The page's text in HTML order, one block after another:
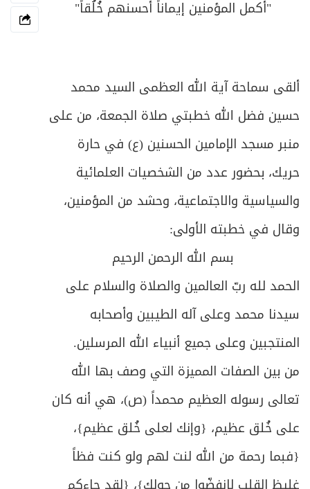
"أكمل المؤمنين إيماناً أحسنهم خُلُقاً"
ألقى سماحة آية الله العظمى السيد محمد
حسين فضل الله خطبتي صلاة الجمعة، من على
منبر مسجد الإمامين الحسنين (ع) في حارة
حريك، بحضور عدد من الشخصيات العلمائية
والسياسية والاجتماعية، وحشد من المؤمنين،
وقال في خطبته الأولى:
بسم الله الرحمن الرحيم
الحمد لله ربّ العالمين والصلاة والسلام على
سيدنا محمد وعلى آله الطيبين وأصحابه
المنتجبين وعلى جميع أنبياء الله المرسلين.
من بين الصفات المميزة التي وصف بها الله
تعالى رسوله العظيم محمداً (ص)، هي أنه كان
على خُلق عظيم، {وإنك لعلى خُلق عظيم}،
{فبما رحمة من الله لنت لهم ولو كنت فظاً